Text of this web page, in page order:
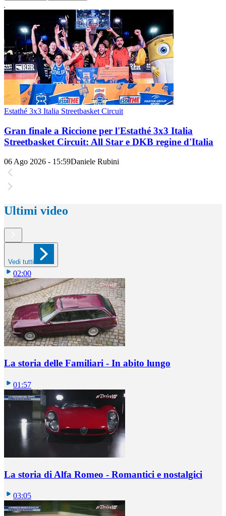
Estathé 3x3 Italia Streetbasket Circuit
Gran finale a Riccione per l'Estathé 3x3 Italia
Streetbasket Circuit: All Star e DKB regine d'Italia
06 Ago 2026 - 15:59Daniele Rubini
Ultimi video
Vedi tutti
02:00
La storia delle Familiari - In abito lungo
01:57
La storia di Alfa Romeo - Romantici e nostalgici
03:05